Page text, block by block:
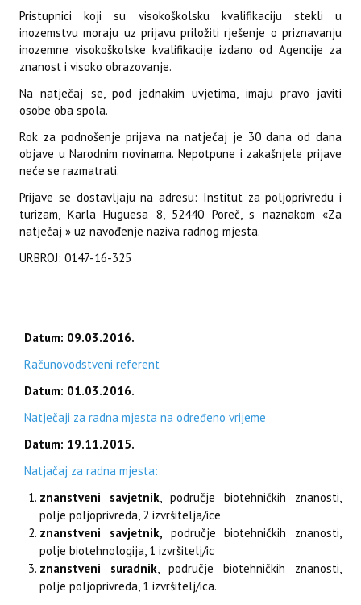
Pristupnici koji su visokoškolsku kvalifikaciju stekli u
inozemstvu moraju uz prijavu priložiti rješenje o priznavanju
inozemne visokoškolske kvalifikacije izdano od Agencije za
znanost i visoko obrazovanje.
Na natječaj se, pod jednakim uvjetima, imaju pravo javiti
osobe oba spola.
Rok za podnošenje prijava na natječaj je 30 dana od dana
objave u Narodnim novinama. Nepotpune i zakašnjele prijave
neće se razmatrati.
Prijave se dostavljaju na adresu: Institut za poljoprivredu i
turizam, Karla Huguesa 8, 52440 Poreč, s naznakom «Za
natječaj » uz navođenje naziva radnog mjesta.
URBROJ: 0147-16-325
Datum: 09.03.2016.
Računovodstveni referent
Datum: 01.03.2016.
Natječaji za radna mjesta na određeno vrijeme
Datum: 19.11.2015.
Natjačaj za radna mjesta:
znanstveni savjetnik, područje biotehničkih znanosti,
polje poljoprivreda, 2 izvršitelja/ice
znanstveni savjetnik, područje biotehničkih znanosti,
polje biotehnologija, 1 izvršitelj/ic
znanstveni suradnik, područje biotehničkih znanosti,
polje poljoprivreda, 1 izvršitelj/ica.